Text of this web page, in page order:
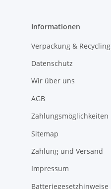
Informationen
Verpackung & Recycling
Datenschutz
Wir über uns
AGB
Zahlungsmöglichkeiten
Sitemap
Zahlung und Versand
Impressum
Batteriegesetzhinweise